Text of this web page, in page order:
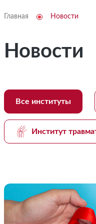
Главная Новости
Новости
Все институты
Институт